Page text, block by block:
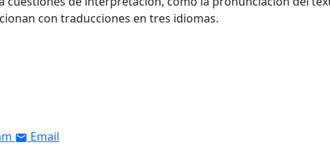
con traducciones en tres idiomas.
Email